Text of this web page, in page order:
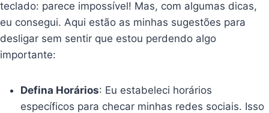
teclado: parece impossível! Mas, com algumas dicas,
eu consegui. Aqui estão as minhas sugestões para
desligar sem sentir que estou perdendo algo
importante:
Defina Horários: Eu estabeleci horários
específicos para checar minhas redes sociais. Isso